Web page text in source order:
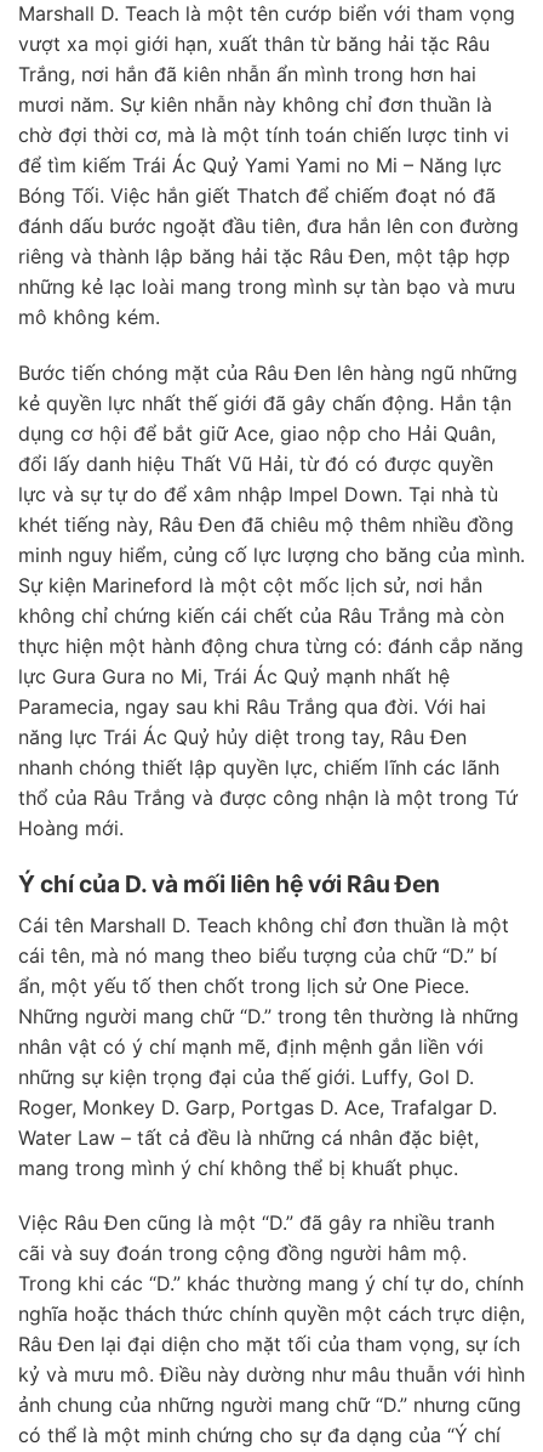
Marshall D. Teach là một tên cướp biển với tham vọng
vượt xa mọi giới hạn, xuất thân từ băng hải tặc Râu
Trắng, nơi hắn đã kiên nhẫn ẩn mình trong hơn hai
mươi năm. Sự kiên nhẫn này không chỉ đơn thuần là
chờ đợi thời cơ, mà là một tính toán chiến lược tinh vi
để tìm kiếm Trái Ác Quỷ Yami Yami no Mi – Năng lực
Bóng Tối. Việc hắn giết Thatch để chiếm đoạt nó đã
đánh dấu bước ngoặt đầu tiên, đưa hắn lên con đường
riêng và thành lập băng hải tặc Râu Đen, một tập hợp
những kẻ lạc loài mang trong mình sự tàn bạo và mưu
mô không kém.
Bước tiến chóng mặt của Râu Đen lên hàng ngũ những
kẻ quyền lực nhất thế giới đã gây chấn động. Hắn tận
dụng cơ hội để bắt giữ Ace, giao nộp cho Hải Quân,
đổi lấy danh hiệu Thất Vũ Hải, từ đó có được quyền
lực và sự tự do để xâm nhập Impel Down. Tại nhà tù
khét tiếng này, Râu Đen đã chiêu mộ thêm nhiều đồng
minh nguy hiểm, củng cố lực lượng cho băng của mình.
Sự kiện Marineford là một cột mốc lịch sử, nơi hắn
không chỉ chứng kiến cái chết của Râu Trắng mà còn
thực hiện một hành động chưa từng có: đánh cắp năng
lực Gura Gura no Mi, Trái Ác Quỷ mạnh nhất hệ
Paramecia, ngay sau khi Râu Trắng qua đời. Với hai
năng lực Trái Ác Quỷ hủy diệt trong tay, Râu Đen
nhanh chóng thiết lập quyền lực, chiếm lĩnh các lãnh
thổ của Râu Trắng và được công nhận là một trong Tứ
Hoàng mới.
Ý chí của D. và mối liên hệ với Râu Đen
Cái tên Marshall D. Teach không chỉ đơn thuần là một
cái tên, mà nó mang theo biểu tượng của chữ “D.” bí
ẩn, một yếu tố then chốt trong lịch sử One Piece.
Những người mang chữ “D.” trong tên thường là những
nhân vật có ý chí mạnh mẽ, định mệnh gắn liền với
những sự kiện trọng đại của thế giới. Luffy, Gol D.
Roger, Monkey D. Garp, Portgas D. Ace, Trafalgar D.
Water Law – tất cả đều là những cá nhân đặc biệt,
mang trong mình ý chí không thể bị khuất phục.
Việc Râu Đen cũng là một “D.” đã gây ra nhiều tranh
cãi và suy đoán trong cộng đồng người hâm mộ.
Trong khi các “D.” khác thường mang ý chí tự do, chính
nghĩa hoặc thách thức chính quyền một cách trực diện,
Râu Đen lại đại diện cho mặt tối của tham vọng, sự ích
kỷ và mưu mô. Điều này dường như mâu thuẫn với hình
ảnh chung của những người mang chữ “D.” nhưng cũng
có thể là một minh chứng cho sự đa dạng của “Ý chí